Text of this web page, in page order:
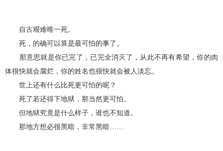
自古艰难唯一死。
死，的确可以算是最可怕的事了。
那意思就是你已完了，已完全消灭了，从此不再有希望，你的肉
体很快就会腐烂，你的姓名也很快就会被人淡忘。
世上还有什么比死更可怕的呢？
死了若还得下地狱，那当然更可怕。
但地狱究竟是什么样子，谁也不知道。
那地方想必很黑暗，非常黑暗……